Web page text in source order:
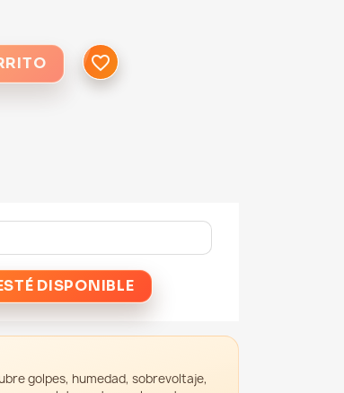
favorite_border
DISPONIBLE
golpes, humedad, sobrevoltaje,